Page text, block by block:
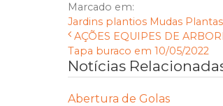
Marcado em:
Jardins plantios Mudas Plantas
AÇÕES EQUIPES DE
Tapa buraco em 10/05/2022
Notícias
Abertura de Golas